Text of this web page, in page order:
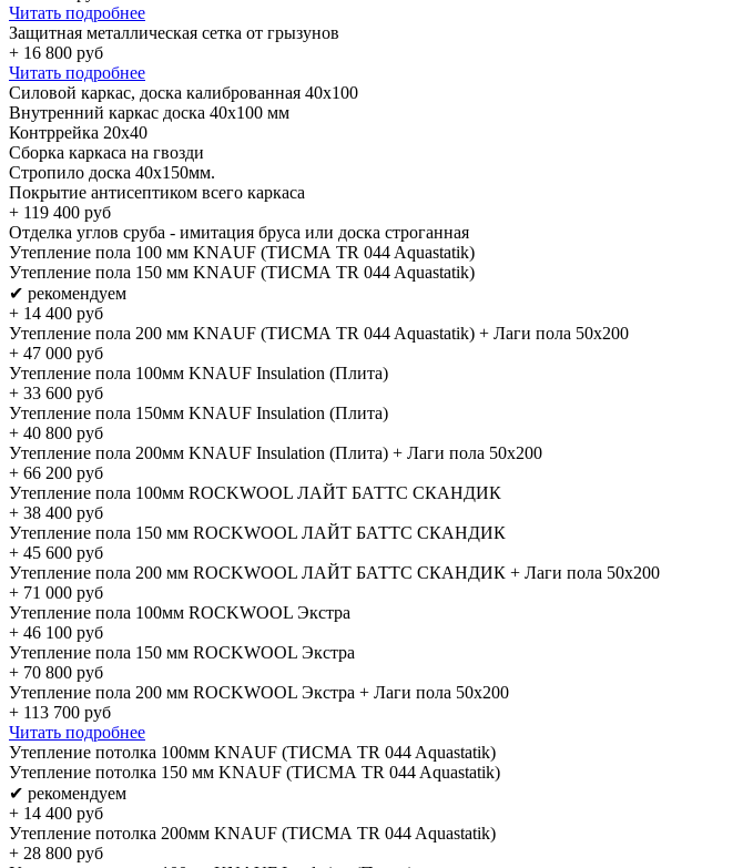
Читать подробнее
Защитная металлическая сетка от грызунов
+ 16 800 руб
Читать подробнее
Силовой каркас, доска калиброванная 40х100
Внутренний каркас доска 40х100 мм
Контррейка 20х40
Сборка каркаса на гвозди
Стропило доска 40x150мм.
Покрытие антисептиком всего каркаса
+ 119 400 руб
Отделка углов сруба - имитация бруса или доска строганная
Утепление пола 100 мм KNAUF (ТИСМА TR 044 Aquastatik)
Утепление пола 150 мм KNAUF (ТИСМА TR 044 Aquastatik)
✔ рекомендуем
+ 14 400 руб
Утепление пола 200 мм KNAUF (ТИСМА TR 044 Aquastatik) + Лаги пола 50х200
+ 47 000 руб
Утепление пола 100мм KNAUF Insulation (Плита)
+ 33 600 руб
Утепление пола 150мм KNAUF Insulation (Плита)
+ 40 800 руб
Утепление пола 200мм KNAUF Insulation (Плита) + Лаги пола 50х200
+ 66 200 руб
Утепление пола 100мм ROCKWOOL ЛАЙТ БАТТС СКАНДИК
+ 38 400 руб
Утепление пола 150 мм ROCKWOOL ЛАЙТ БАТТС СКАНДИК
+ 45 600 руб
Утепление пола 200 мм ROCKWOOL ЛАЙТ БАТТС СКАНДИК + Лаги пола 50х200
+ 71 000 руб
Утепление пола 100мм ROCKWOOL Экстра
+ 46 100 руб
Утепление пола 150 мм ROCKWOOL Экстра
+ 70 800 руб
Утепление пола 200 мм ROCKWOOL Экстра + Лаги пола 50х200
+ 113 700 руб
Читать подробнее
Утепление потолка 100мм KNAUF (ТИСМА TR 044 Aquastatik)
Утепление потолка 150 мм KNAUF (ТИСМА TR 044 Aquastatik)
✔ рекомендуем
+ 14 400 руб
Утепление потолка 200мм KNAUF (ТИСМА TR 044 Aquastatik)
+ 28 800 руб